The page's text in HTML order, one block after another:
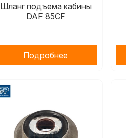
Шланг подъема кабины
DAF 85CF
Подробнее